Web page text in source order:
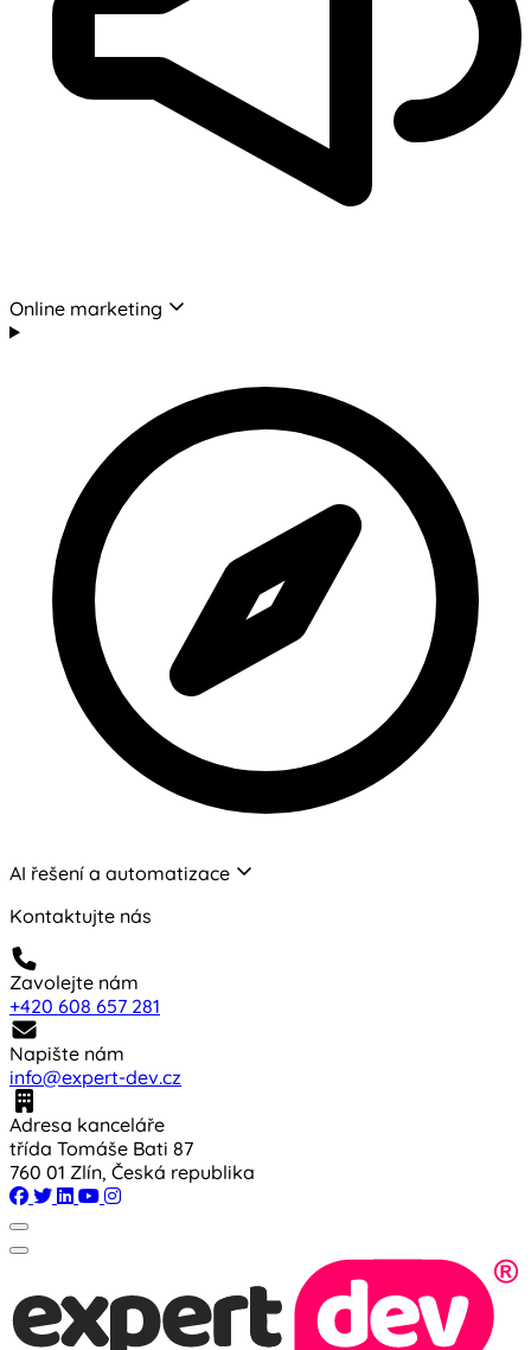
Online marketing
AI řešení a automatizace
Kontaktujte nás
Zavolejte nám
+420 608 657 281
Napište nám
info@expert-dev.cz
Adresa kanceláře
třída Tomáše Bati 87
760 01 Zlín, Česká republika